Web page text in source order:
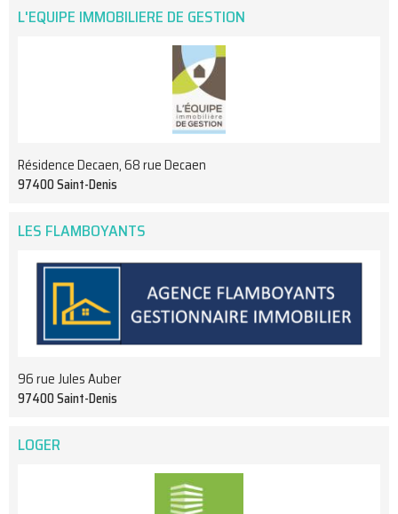
L'EQUIPE IMMOBILIERE DE GESTION
Résidence Decaen, 68 rue Decaen
97400 Saint-Denis
LES FLAMBOYANTS
96 rue Jules Auber
97400 Saint-Denis
LOGER